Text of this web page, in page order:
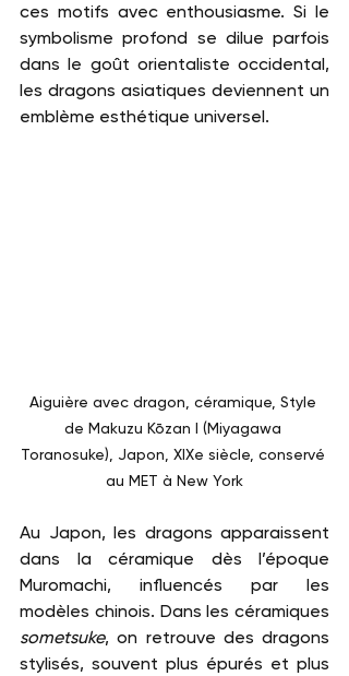
ces motifs avec enthousiasme. Si le
symbolisme profond se dilue parfois
dans le goût orientaliste occidental,
les dragons asiatiques deviennent un
emblème esthétique universel.
Aiguière avec dragon, céramique, Style
de Makuzu Kōzan I (Miyagawa
Toranosuke), Japon, XIXe siècle, conservé
au MET à New York
Au Japon, les dragons apparaissent
dans la céramique dès l’époque
Muromachi, influencés par les
sometsuke, on retrouve des dragons
stylisés, souvent plus épurés et plus